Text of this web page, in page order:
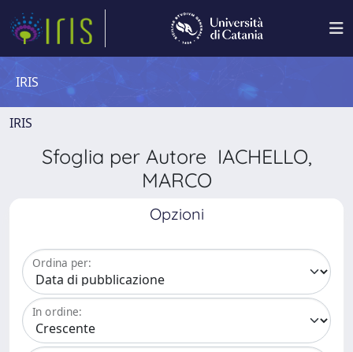
IRIS
IRIS
Sfoglia per Autore IACHELLO,
MARCO
Opzioni
Ordina per:
In ordine: